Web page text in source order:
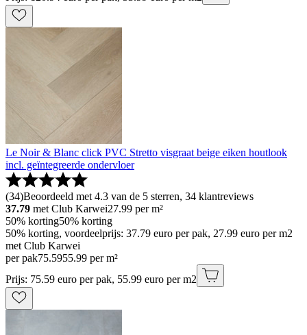
Le Noir & Blanc click PVC Stretto visgraat beige eiken houtlook
incl. geïntegreerde ondervloer
(34)Beoordeeld met 4.3 van de 5 sterren, 34 klantreviews
37.79 met Club Karwei27.99 per m²
50% korting50% korting
50% korting, voordeelprijs: 37.79 euro per pak, 27.99 euro per m2
met Club Karwei
per pak75.5955.99 per m²
Prijs: 75.59 euro per pak, 55.99 euro per m2